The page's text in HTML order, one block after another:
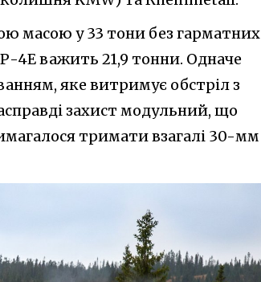
масою у 33 тони без гарматних
4Е важить 21,9 тонни. Одначе
яке витримує обстріл з
захист модульний, що
тримати взагалі 30-мм